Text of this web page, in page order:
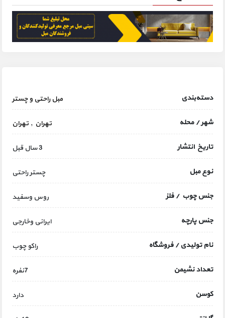
دسته‌بندی مبل راحتی و چستر
شهر / محله تهران , تهران
تاریخ انتشار 3 سال قبل
نوع مبل چستر راحتی
جنس چوب / فلز روس وسفید
جنس پارچه ایرانی وخارجی
نام تولیدی / فروشگاه راکو چوب
تعداد نشیمن 7نفره
کوسن دارد